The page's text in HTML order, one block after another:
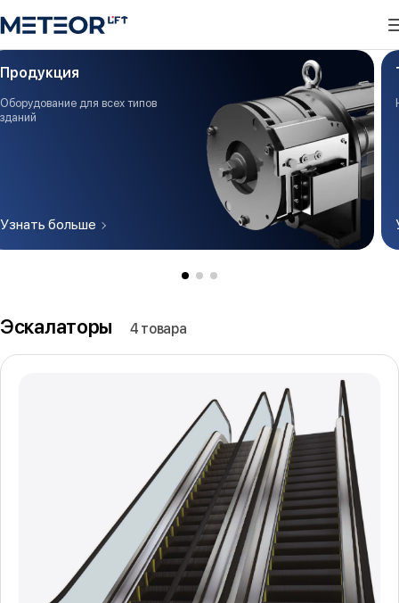
Продукция
Оборудование для всех типов
зданий
Узнать больше
Эскалаторы 4 товара